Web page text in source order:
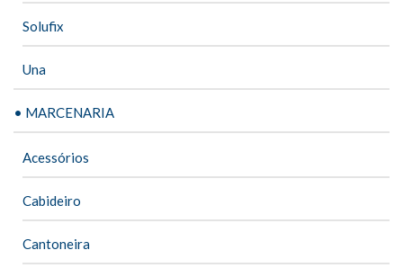
Solufix
Una
• MARCENARIA
Acessórios
Cabideiro
Cantoneira